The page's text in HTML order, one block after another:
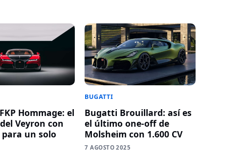
Hommage: el
Veyron con
para un solo
BUGATTI
Bugatti Brouillard: así es
el último one-off de
Molsheim con 1.600 CV
7 AGOSTO 2025